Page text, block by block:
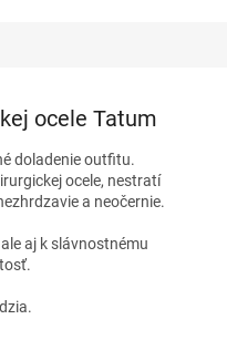
ocele Tatum
doladenie outfitu.
ocele, nestratí
a neočernie.
aj k slávnostnému